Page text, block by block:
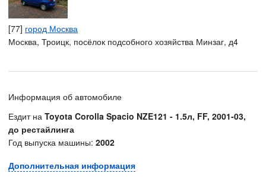
[77] город Москва
Москва, Троицк, посёлок подсобного хозяйства Минзаг, д4
Информация об автомобиле
Ездит на Toyota Corolla Spacio NZE121 - 1.5л, FF, 2001-03,
до рестайлинга
Год выпуска машины: 2002
Дополнительная информация